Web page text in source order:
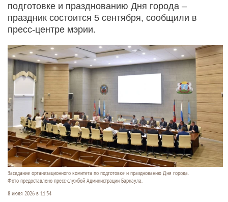
подготовке и празднованию Дня города –
праздник состоится 5 сентября, сообщили в
пресс-центре мэрии.
Заседание организационного комитета по подготовке и празднованию Дня города.
Фото предоставлено пресс-службой Администрации Барнаула.
8 июля 2026 в 11:34